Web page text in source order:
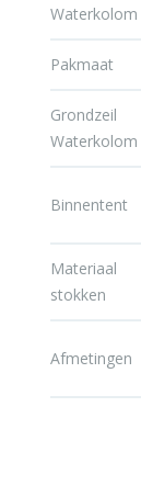
Waterkolom
Pakmaat
Grondzeil
Waterkolom
Binnentent
Materiaal
stokken
Afmetingen